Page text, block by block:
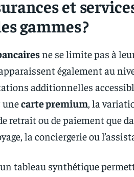
et
gammes ?
ne se limite pas à
également au
additionnelles
unecarte premium, la
retrait ou de paiement que
la conciergerie ou
tableau synthétique